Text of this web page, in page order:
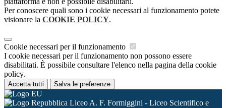
Per conoscere quali sono i cookie necessari al funzionamento potete
visionare la COOKIE POLICY.
Cookie necessari per il funzionamento
I cookie necessari per il funzionamento non possono essere
disabilitati. È possibile consultare l'elenco nella pagina della cookie
policy.
Accetta tutti Salva le preferenze
Liceo A. F. Formiggini - Liceo Scientifico e